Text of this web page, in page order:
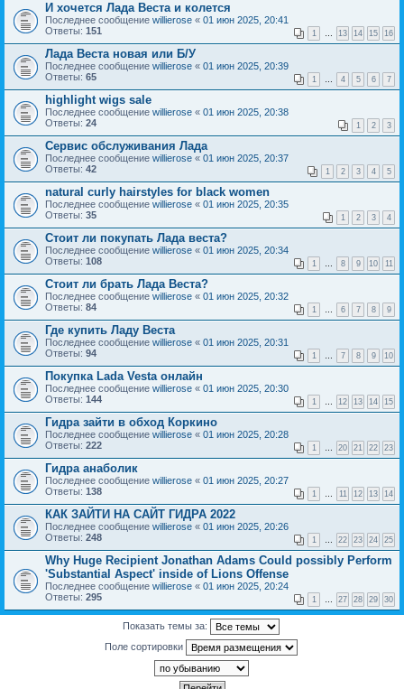
И хочется Лада Веста и колется
Последнее сообщение willierose « 01 июн 2025, 20:41
Ответы: 151 1 … 13 14 15 16
Лада Веста новая или Б/У
Последнее сообщение willierose « 01 июн 2025, 20:39
Ответы: 65 1 … 4 5 6 7
highlight wigs sale
Последнее сообщение willierose « 01 июн 2025, 20:38
Ответы: 24 1 2 3
Сервис обслуживания Лада
Последнее сообщение willierose « 01 июн 2025, 20:37
Ответы: 42 1 2 3 4 5
natural curly hairstyles for black women
Последнее сообщение willierose « 01 июн 2025, 20:35
Ответы: 35 1 2 3 4
Стоит ли покупать Лада веста?
Последнее сообщение willierose « 01 июн 2025, 20:34
Ответы: 108 1 … 8 9 10 11
Стоит ли брать Лада Веста?
Последнее сообщение willierose « 01 июн 2025, 20:32
Ответы: 84 1 … 6 7 8 9
Где купить Ладу Веста
Последнее сообщение willierose « 01 июн 2025, 20:31
Ответы: 94 1 … 7 8 9 10
Покупка Lada Vesta онлайн
Последнее сообщение willierose « 01 июн 2025, 20:30
Ответы: 144 1 … 12 13 14 15
Гидра зайти в обход Коркино
Последнее сообщение willierose « 01 июн 2025, 20:28
Ответы: 222 1 … 20 21 22 23
Гидра анаболик
Последнее сообщение willierose « 01 июн 2025, 20:27
Ответы: 138 1 … 11 12 13 14
КАК ЗАЙТИ НА САЙТ ГИДРА 2022
Последнее сообщение willierose « 01 июн 2025, 20:26
Ответы: 248 1 … 22 23 24 25
Why Huge Recipient Jonathan Adams Could possibly Perform
'Substantial Aspect' inside of Lions Offense
Последнее сообщение willierose « 01 июн 2025, 20:24
Ответы: 295 1 … 27 28 29 30
Показать темы за:
Поле сортировки